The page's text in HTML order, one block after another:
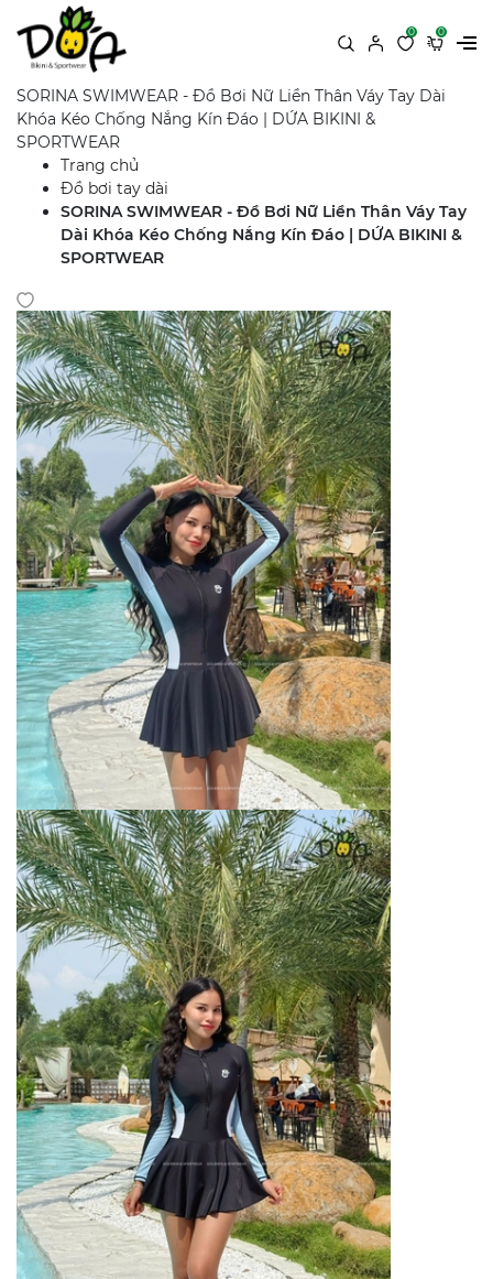
0 0
SORINA SWIMWEAR - Đồ Bơi Nữ Liền Thân Váy Tay Dài
Khóa Kéo Chống Nắng Kín Đáo | DỨA BIKINI &
SPORTWEAR
Trang chủ
Đồ bơi tay dài
SORINA SWIMWEAR - Đồ Bơi Nữ Liền Thân Váy Tay
Dài Khóa Kéo Chống Nắng Kín Đáo | DỨA BIKINI &
SPORTWEAR